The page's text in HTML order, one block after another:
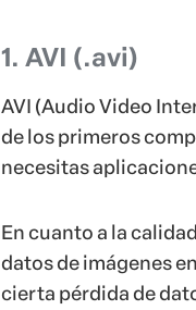
1. AVI (.avi)
AVI (Audio Video
de los primeros
necesitas
En cuanto a la
datos de imágenes
cierta pérdida de